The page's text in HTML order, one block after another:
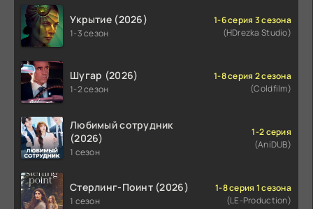
Укрытие (2026)
1-3 сезон
1-6 серия 3 сезона
(HDrezka Studio)
Шугар (2026)
1-2 сезон
1-8 серия 2 сезона
(Coldfilm)
Любимый сотрудник
(2026)
1 сезон
1-2 серия
(AniDUB)
Стерлинг-Поинт (2026)
1 сезон
1-8 серия 1 сезона
(LE-Production)